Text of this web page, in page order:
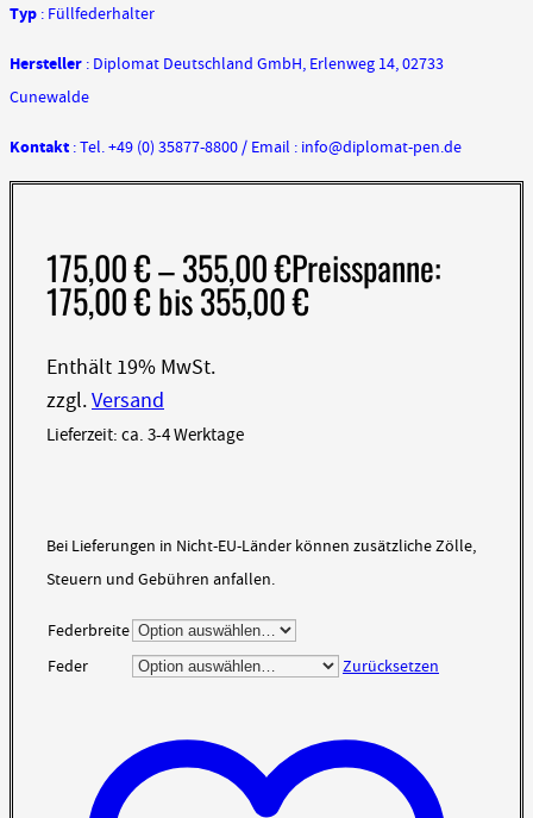
Typ : Füllfederhalter
Hersteller : Diplomat Deutschland GmbH, Erlenweg 14, 02733
Cunewalde
Kontakt : Tel. +49 (0) 35877-8800 / Email : info@diplomat-pen.de
175,00€–355,00€Preisspanne:
175,00 € bis 355,00 €
Enthält 19% MwSt.
zzgl.Versand
Lieferzeit: ca. 3-4 Werktage
Bei Lieferungen in Nicht-EU-Länder können zusätzliche Zölle,
Steuern und Gebühren anfallen.
Federbreite
Feder
Zurücksetzen